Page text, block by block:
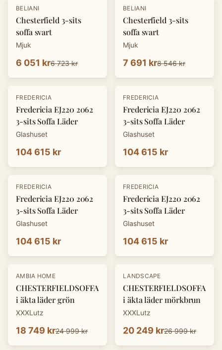
-10 %
BELIANI
Chesterfield 3-sits
soffa svart
Mjuk
6 051 kr6 723 kr
-10 %
BELIANI
Chesterfield 3-sits
soffa svart
Mjuk
7 691 kr8 546 kr
FREDERICIA
Fredericia EJ220 2062
3-sits Soffa Läder
Glashuset
104 615 kr
FREDERICIA
Fredericia EJ220 2062
3-sits Soffa Läder
Glashuset
104 615 kr
FREDERICIA
Fredericia EJ220 2062
3-sits Soffa Läder
Glashuset
104 615 kr
FREDERICIA
Fredericia EJ220 2062
3-sits Soffa Läder
Glashuset
104 615 kr
-25 %
AMBIA HOME
CHESTERFIELDSOFFA
i äkta läder grön
XXXLutz
18 749 kr24 999 kr
- 25%
LANDSCAPE
CHESTERFIELDSOFFA
i äkta läder mörkbrun
XXXLutz
20 249 kr26 999 kr